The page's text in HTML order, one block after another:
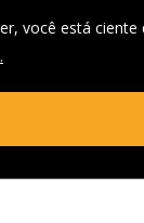
você está